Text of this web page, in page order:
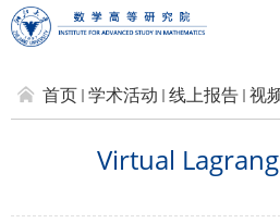
首页 学术活动 线上报告 视
Virtual